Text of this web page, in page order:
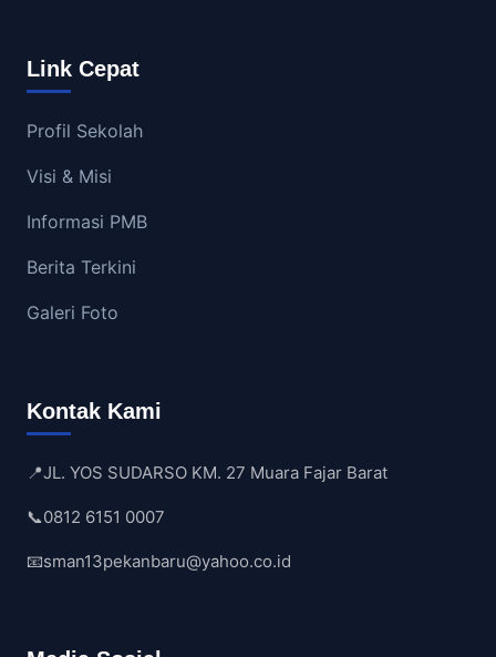
Link Cepat
Profil Sekolah
Visi & Misi
Informasi PMB
Berita Terkini
Galeri Foto
Kontak Kami
📍JL. YOS SUDARSO KM. 27 Muara Fajar Barat
📞0812 6151 0007
📧sman13pekanbaru@yahoo.co.id